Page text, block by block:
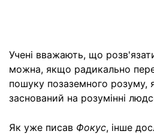
Учені вважають, що
можна, якщо радикально
пошуку позаземного розуму,
заснований на розумінні
Як уже писав Фокус, інше